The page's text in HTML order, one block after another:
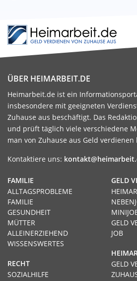
ÜBER HEIMARBEIT.DE
Heimarbeit.de ist ein
insbesondere mit geeigneten
Zuhause aus beschäftigt. Das
und prüft täglich viele verschiedene
man von Zuhause aus Geld verdienen
Kontaktiere uns:
GELD
GELD
JOB
GELD
FAMILIE
ALLTAGSPROBLEME
FAMILIE
GESUNDHEIT
MÜTTER
ALLEINERZIEHEND
WISSENSWERTES
RECHT
SOZIALHILFE